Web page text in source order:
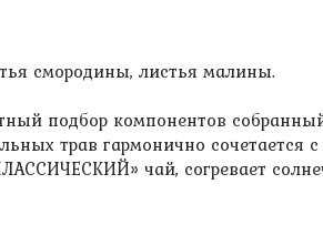
смородины, листья малины.
подбор компонентов
трав гармонично
чай, согревает